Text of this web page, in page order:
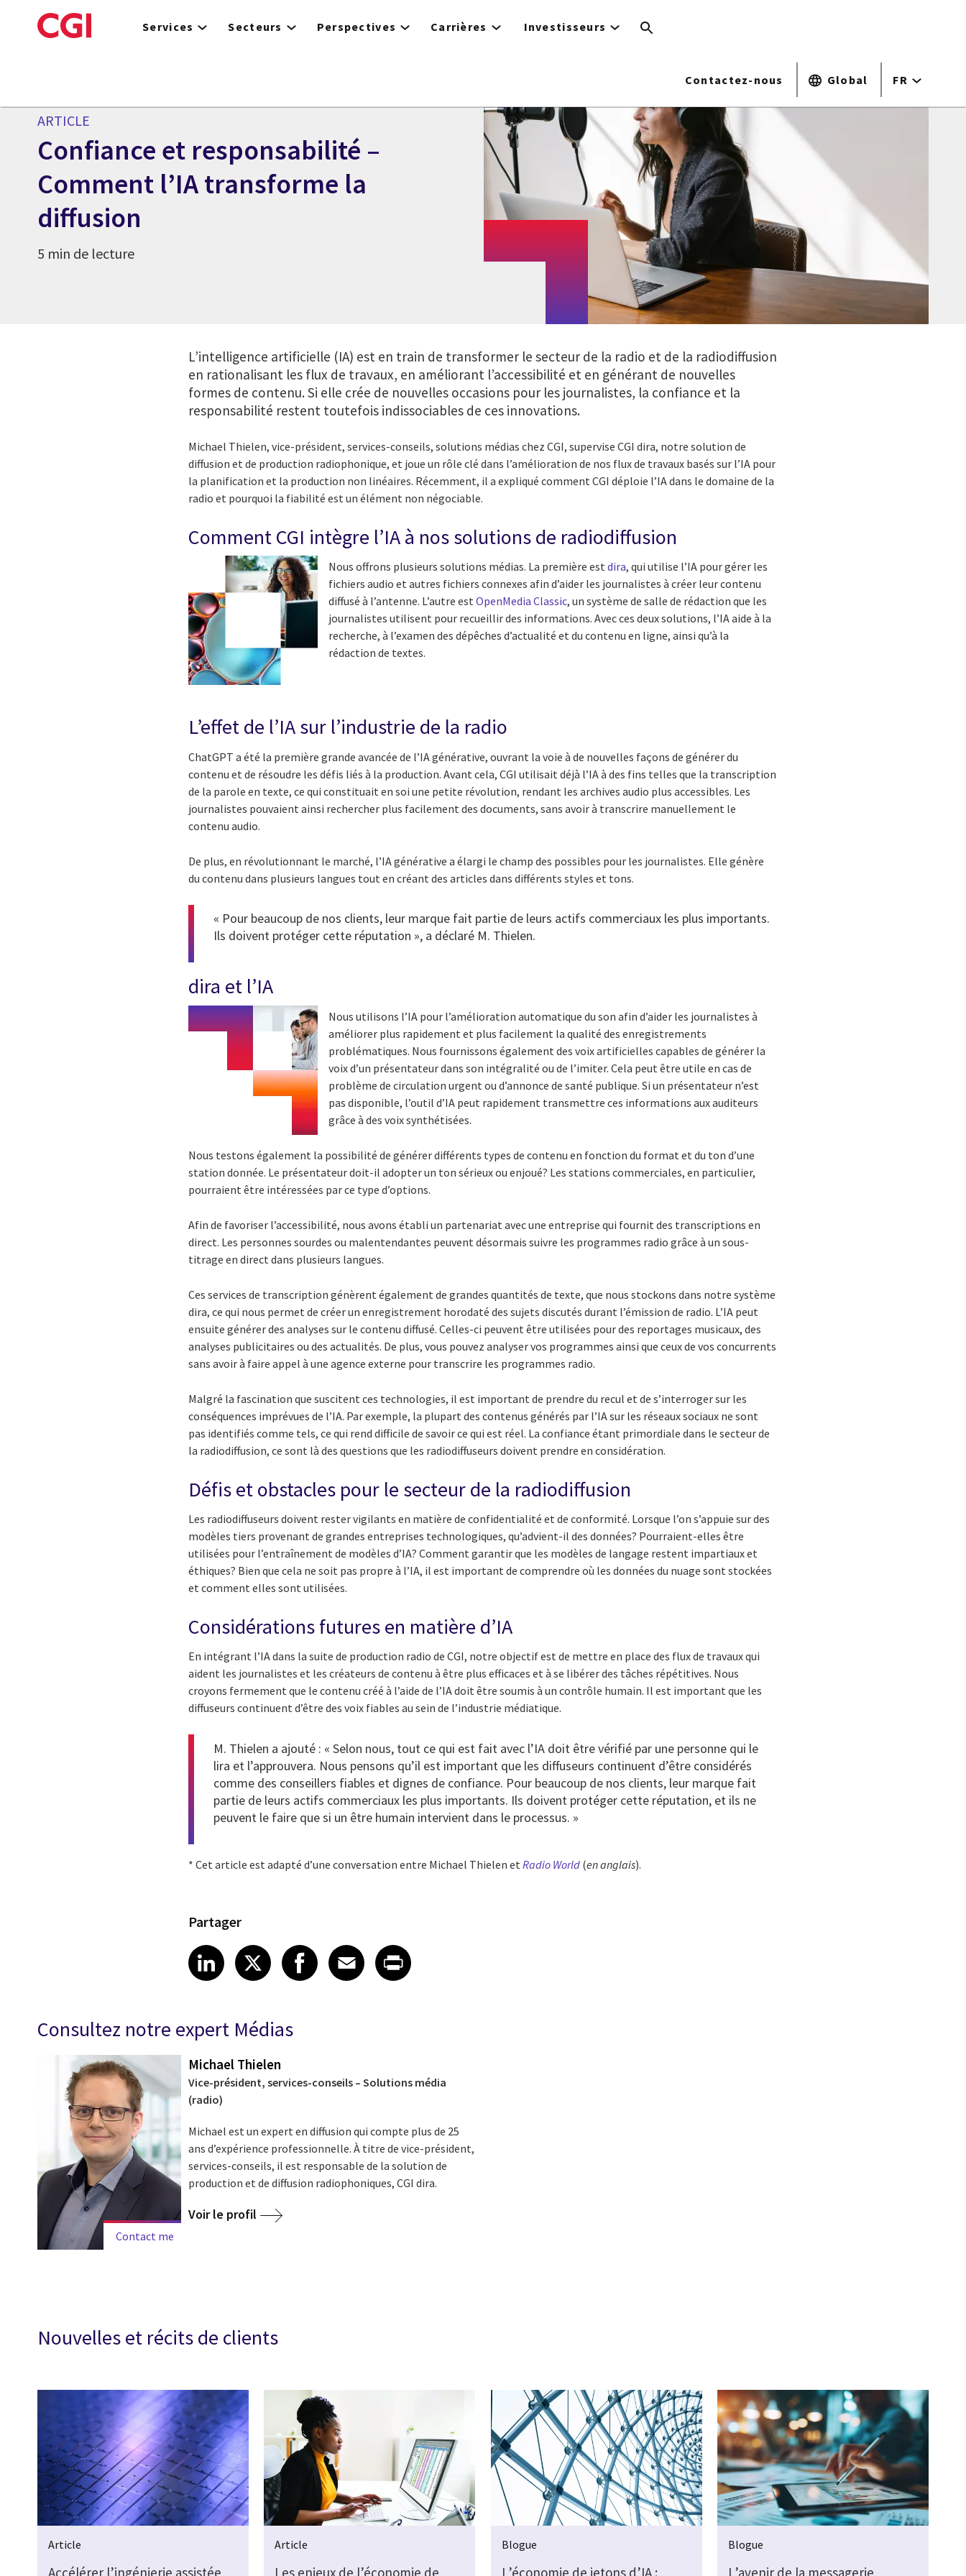
to
Services Secteurs Perspectives Carrières Investisseurs
Contactez-nous Global FR
ARTICLE
Confiance et responsabilité –
Comment l’IA transforme la
diffusion
5 min de lecture
L’intelligence artificielle (IA) est en train de transformer le secteur de la radio et de la radiodiffusion
en rationalisant les flux de travaux, en améliorant l’accessibilité et en générant de nouvelles
formes de contenu. Si elle crée de nouvelles occasions pour les journalistes, la confiance et la
responsabilité restent toutefois indissociables de ces innovations.
Michael Thielen, vice-président, services-conseils, solutions médias chez CGI, supervise CGI dira, notre solution de
diffusion et de production radiophonique, et joue un rôle clé dans l’amélioration de nos flux de travaux basés sur l’IA pour
la planification et la production non linéaires. Récemment, il a expliqué comment CGI déploie l’IA dans le domaine de la
radio et pourquoi la fiabilité est un élément non négociable.
Comment CGI intègre l’IA à nos solutions de radiodiffusion
Nous offrons plusieurs solutions médias. La première estdira, qui utilise l’IA pour gérer les
fichiers audio et autres fichiers connexes afin d’aider les journalistes à créer leur contenu
diffusé à l’antenne. L’autre estOpenMedia Classic, un système de salle de rédaction que les
journalistes utilisent pour recueillir des informations. Avec ces deux solutions, l’IA aide à la
recherche, à l’examen des dépêches d’actualité et du contenu en ligne, ainsi qu’à la
rédaction de textes.
L’effet de l’IA sur l’industrie de la radio
ChatGPT a été la première grande avancée de l’IA générative, ouvrant la voie à de nouvelles façons de générer du
contenu et de résoudre les défis liés à la production. Avant cela, CGI utilisait déjà l’IA à des fins telles que la transcription
de la parole en texte, ce qui constituait en soi une petite révolution, rendant les archives audio plus accessibles. Les
journalistes pouvaient ainsi rechercher plus facilement des documents, sans avoir à transcrire manuellement le
contenu audio.
De plus, en révolutionnant le marché, l’IA générative a élargi le champ des possibles pour les journalistes. Elle génère
du contenu dans plusieurs langues tout en créant des articles dans différents styles et tons.
« Pour beaucoup de nos clients, leur marque fait partie de leurs actifs commerciaux les plus importants.
Ils doivent protéger cette réputation », a déclaré M. Thielen.
dira et l’IA
Nous utilisons l’IA pour l’amélioration automatique du son afin d’aider les journalistes à
améliorer plus rapidement et plus facilement la qualité des enregistrements
problématiques. Nous fournissons également des voix artificielles capables de générer la
voix d’un présentateur dans son intégralité ou de l’imiter. Cela peut être utile en cas de
problème de circulation urgent ou d’annonce de santé publique. Si un présentateur n’est
pas disponible, l’outil d’IA peut rapidement transmettre ces informations aux auditeurs
grâce à des voix synthétisées.
Nous testons également la possibilité de générer différents types de contenu en fonction du format et du ton d’une
station donnée. Le présentateur doit-il adopter un ton sérieux ou enjoué? Les stations commerciales, en particulier,
pourraient être intéressées par ce type d’options.
Afin de favoriser l’accessibilité, nous avons établi un partenariat avec une entreprise qui fournit des transcriptions en
direct. Les personnes sourdes ou malentendantes peuvent désormais suivre les programmes radio grâce à un sous-
titrage en direct dans plusieurs langues.
Ces services de transcription génèrent également de grandes quantités de texte, que nous stockons dans notre système
dira, ce qui nous permet de créer un enregistrement horodaté des sujets discutés durant l’émission de radio. L’IA peut
ensuite générer des analyses sur le contenu diffusé. Celles-ci peuvent être utilisées pour des reportages musicaux, des
analyses publicitaires ou des actualités. De plus, vous pouvez analyser vos programmes ainsi que ceux de vos concurrents
sans avoir à faire appel à une agence externe pour transcrire les programmes radio.
Malgré la fascination que suscitent ces technologies, il est important de prendre du recul et de s’interroger sur les
conséquences imprévues de l’IA. Par exemple, la plupart des contenus générés par l’IA sur les réseaux sociaux ne sont
pas identifiés comme tels, ce qui rend difficile de savoir ce qui est réel. La confiance étant primordiale dans le secteur de
la radiodiffusion, ce sont là des questions que les radiodiffuseurs doivent prendre en considération.
Défis et obstacles pour le secteur de la radiodiffusion
Les radiodiffuseurs doivent rester vigilants en matière de confidentialité et de conformité. Lorsque l’on s’appuie sur des
modèles tiers provenant de grandes entreprises technologiques, qu’advient-il des données? Pourraient-elles être
utilisées pour l’entraînement de modèles d’IA? Comment garantir que les modèles de langage restent impartiaux et
éthiques? Bien que cela ne soit pas propre à l’IA, il est important de comprendre où les données du nuage sont stockées
et comment elles sont utilisées.
Considérations futures en matière d’IA
En intégrant l’IA dans la suite de production radio de CGI, notre objectif est de mettre en place des flux de travaux qui
aident les journalistes et les créateurs de contenu à être plus efficaces et à se libérer des tâches répétitives. Nous
croyons fermement que le contenu créé à l’aide de l’IA doit être soumis à un contrôle humain. Il est important que les
diffuseurs continuent d’être des voix fiables au sein de l’industrie médiatique.
M. Thielen a ajouté : « Selon nous, tout ce qui est fait avec l’IA doit être vérifié par une personne qui le
lira et l’approuvera. Nous pensons qu’il est important que les diffuseurs continuent d’être considérés
comme des conseillers fiables et dignes de confiance. Pour beaucoup de nos clients, leur marque fait
partie de leurs actifs commerciaux les plus importants. Ils doivent protéger cette réputation, et ils ne
peuvent le faire que si un être humain intervient dans le processus. »
* Cet article est adapté d’une conversation entre Michael Thielen etRadio World (en anglais).
Partager
Share article on LinkedIn
LinkedIn
Share article on X
XShare article on Facebook
Facebook
Share article on Email
Email
Share article on Print
Consultez notre expert Médias
Contact me
Michael Thielen
Vice-président, services-conseils – Solutions média
(radio)
Michael est un expert en diffusion qui compte plus de 25
ans d’expérience professionnelle. À titre de vice-président,
services-conseils, il est responsable de la solution de
production et de diffusion radiophoniques, CGI dira.
Voir le profil
Nouvelles et récits de clients
Article
Accélérer l’ingénierie assistée
Article
Les enjeux de l’économie de
Blogue
L’économie de jetons d’IA :
Blogue
L’avenir de la messagerie